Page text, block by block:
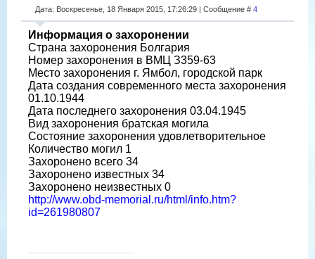
Дата: Воскресенье, 18 Января 2015, 17:26:29 | Сообщение # 4
Информация о захоронении
Страна захоронения Болгария
Номер захоронения в ВМЦ З359-63
Место захоронения г. Ямбол, городской парк
Дата создания современного места захоронения
01.10.1944
Дата последнего захоронения 03.04.1945
Вид захоронения братская могила
Состояние захоронения удовлетворительное
Количество могил 1
Захоронено всего 34
Захоронено известных 34
Захоронено неизвестных 0
http://www.obd-memorial.ru/html/info.htm?
id=261980807